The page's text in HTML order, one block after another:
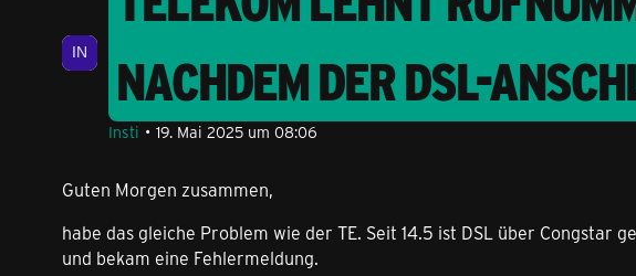
NACHDEM DER DSL-
Insti 19. Mai 2025 um 08:06
Guten Morgen zusammen,
habe das gleiche Problem wie der TE. Seit 14.5 ist DSL über
und bekam eine Fehlermeldung.